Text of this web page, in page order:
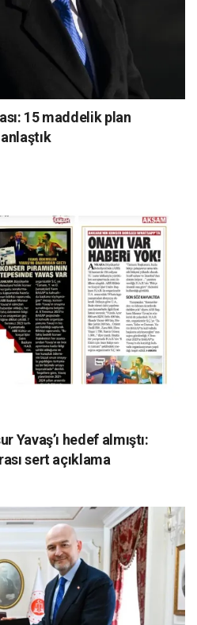
15 maddelik plan
hedef almıştı:
sert açıklama